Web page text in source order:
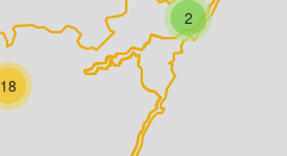
18
2